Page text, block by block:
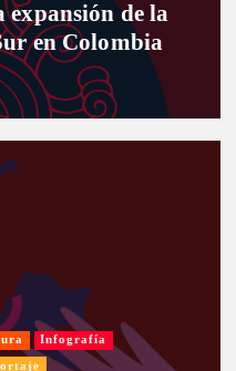
de la
en Colombia
Infografía